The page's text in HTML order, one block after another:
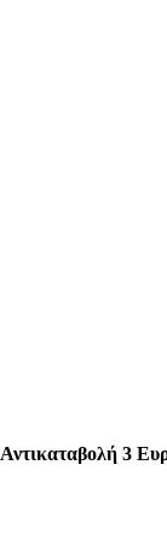
Αντικαταβολή 3